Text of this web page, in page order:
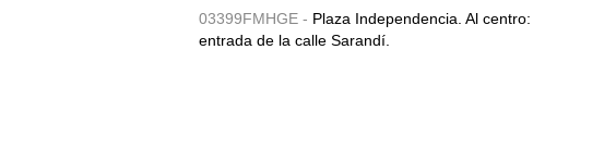
03399FMHGE - Plaza Independencia. Al centro:
entrada de la calle Sarandí.